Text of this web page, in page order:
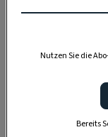
Nutzen Sie die
Bereits